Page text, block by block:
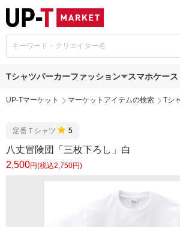
Tシャツパーカーファッション スマホケー
UP-Tマーケット マーケットアイテムの検索 Tシ
定番Ｔシャツ 5
八丈冒険団「三枚下ろし」白
2,500円(税込2,750円)